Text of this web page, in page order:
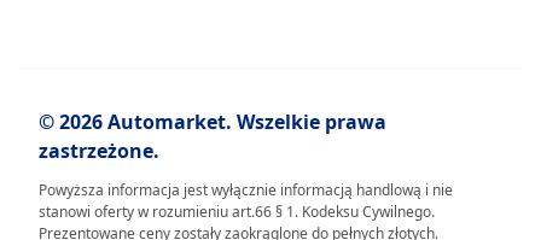
© 2026 Automarket. Wszelkie prawa
zastrzeżone.
Powyższa informacja jest wyłącznie informacją handlową i nie
stanowi oferty w rozumieniu art.66 § 1. Kodeksu Cywilnego.
Prezentowane ceny zostały zaokrąglone do pełnych złotych.